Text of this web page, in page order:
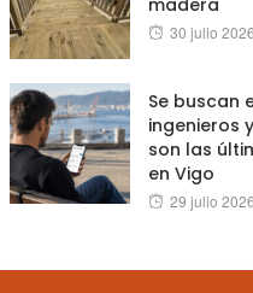
madera
Posted
30 julio 2026
Se buscan
ingenieros
son las
en Vigo
Posted
29 julio 2026